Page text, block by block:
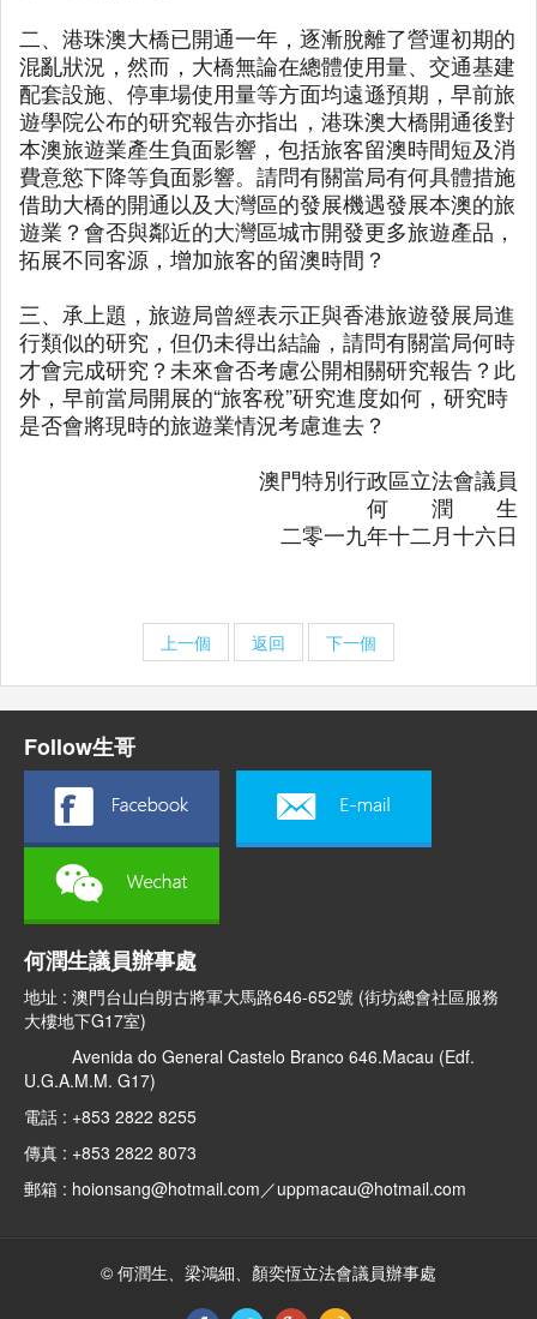
二、港珠澳大橋已開通一年，逐漸脫離了營運初期的
混亂狀況，然而，大橋無論在總體使用量、交通基建
配套設施、停車場使用量等方面均遠遜預期，早前旅
遊學院公布的研究報告亦指出，港珠澳大橋開通後對
本澳旅遊業產生負面影響，包括旅客留澳時間短及消
費意慾下降等負面影響。請問有關當局有何具體措施
借助大橋的開通以及大灣區的發展機遇發展本澳的旅
遊業？會否與鄰近的大灣區城市開發更多旅遊產品，
拓展不同客源，增加旅客的留澳時間？
三、承上題，旅遊局曾經表示正與香港旅遊發展局進
行類似的研究，但仍未得出結論，請問有關當局何時
才會完成研究？未來會否考慮公開相關研究報告？此
外，早前當局開展的“旅客稅”研究進度如何，研究時
是否會將現時的旅遊業情況考慮進去？
澳門特別行政區立法會議員
何 潤 生
二零一九年十二月十六日
上一個 返回 下一個
Follow生哥
何潤生議員辦事處
地址 : 澳門台山白朗古將軍大馬路646-652號 (街坊總會社區服務
大樓地下G17室)
Avenida do General Castelo Branco 646.Macau (Edf.
U.G.A.M.M. G17)
電話 : +853 2822 8255
傳真 : +853 2822 8073
郵箱 : hoionsang@hotmail.com／uppmacau@hotmail.com
© 何潤生、梁鴻細、顏奕恆立法會議員辦事處